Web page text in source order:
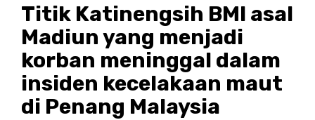
Titik Katinengsih BMI asal
Madiun yang menjadi
korban meninggal dalam
insiden kecelakaan maut
di Penang Malaysia